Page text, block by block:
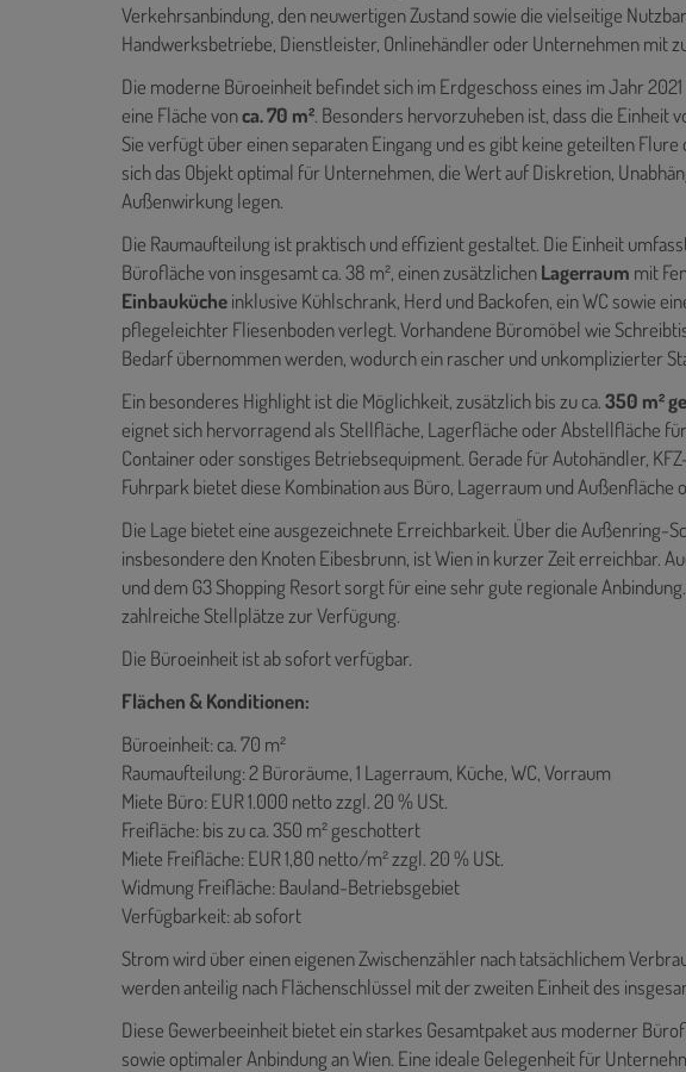
Verkehrsanbindung, den neuwertigen Zustand sowie die vielseitige
Handwerksbetriebe, Dienstleister, Onlinehändler oder Unternehmen mit
Die moderne Büroeinheit befindet sich im Erdgeschoss eines im Jahr
eine Fläche vonca. 70 m². Besonders hervorzuheben ist, dass die Einheit
Sie verfügt über einen separaten Eingang und es gibt keine geteilten
sich das Objekt optimal für Unternehmen, die Wert auf Diskretion,
Außenwirkung legen.
Die Raumaufteilung ist praktisch und effizient gestaltet. Die Einheit
Bürofläche von insgesamt ca. 38 m², einen zusätzlichenLagerraum mit
Einbaukücheinklusive Kühlschrank, Herd und Backofen, ein WC sowie
pflegeleichter Fliesenboden verlegt. Vorhandene Büromöbel wie
Bedarf übernommen werden, wodurch ein rascher und unkomplizierter
Ein besonderes Highlight ist die Möglichkeit, zusätzlich bis zu ca.350 m²
eignet sich hervorragend als Stellfläche, Lagerfläche oder Abstellfläche für
Container oder sonstiges Betriebsequipment. Gerade für Autohändler,
Fuhrpark bietet diese Kombination aus Büro, Lagerraum und Außenfläche
Die Lage bietet eine ausgezeichnete Erreichbarkeit. Über die Außenring-
insbesondere den Knoten Eibesbrunn, ist Wien in kurzer Zeit erreichbar.
und dem G3 Shopping Resort sorgt für eine sehr gute regionale
zahlreiche Stellplätze zur Verfügung.
Die Büroeinheit ist ab sofort verfügbar.
Flächen & Konditionen:
Büroeinheit: ca. 70 m²
Raumaufteilung: 2 Büroräume, 1 Lagerraum, Küche, WC, Vorraum
Miete Büro: EUR 1.000 netto zzgl. 20 % USt.
Freifläche: bis zu ca. 350 m² geschottert
Miete Freifläche: EUR 1,80 netto/m² zzgl. 20 % USt.
Widmung Freifläche: Bauland-Betriebsgebiet
Verfügbarkeit: ab sofort
Strom wird über einen eigenen Zwischenzähler nach tatsächlichem
werden anteilig nach Flächenschlüssel mit der zweiten Einheit des
Diese Gewerbeeinheit bietet ein starkes Gesamtpaket aus moderner
sowie optimaler Anbindung an Wien. Eine ideale Gelegenheit für